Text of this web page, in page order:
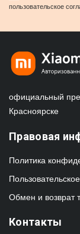
пользовательское
официальный
Красноярске
Правовая
Политика
Обмен и возврат
Контакты